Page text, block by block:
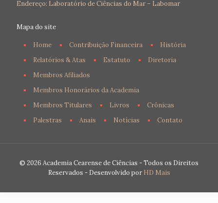
Endereço: Laboratório de Ciências do Mar – Labomar
Mapa do site
Home Contribuição Financeira
História
Relatórios & Atas
Estatuto
Diretoria
Membros Afiliados
Membros Honorários da Academia
Membros Titulares
Livros
Crônicas
Palestras
Anais Notícias Contato
© 2026 Academia Cearense de Ciências - Todos os Direitos
Reservados - Desenvolvido por HD Mais